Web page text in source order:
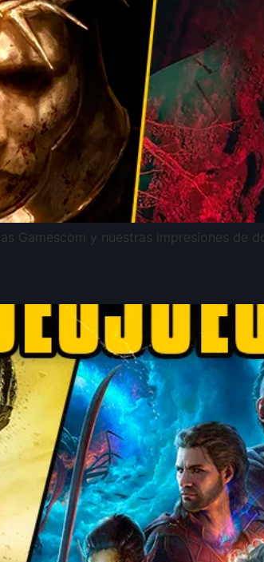
Gamescom y nuestras impresiones de